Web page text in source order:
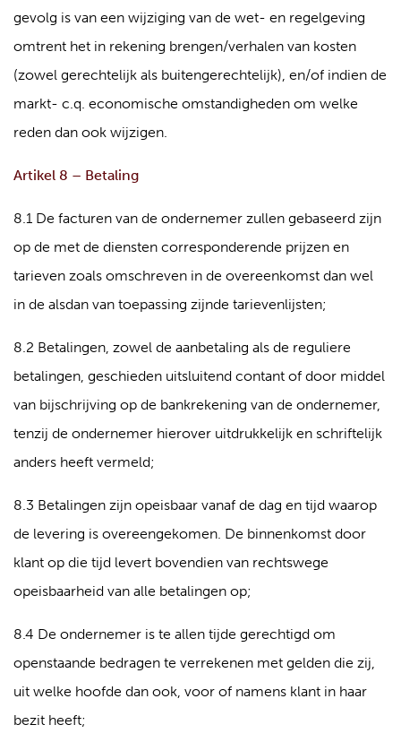
gevolg is van een wijziging van de wet- en regelgeving
omtrent het in rekening brengen/verhalen van kosten
(zowel gerechtelijk als buitengerechtelijk), en/of indien de
markt- c.q. economische omstandigheden om welke
reden dan ook wijzigen.
Artikel 8 – Betaling
8.1 De facturen van de ondernemer zullen gebaseerd zijn
op de met de diensten corresponderende prijzen en
tarieven zoals omschreven in de overeenkomst dan wel
in de alsdan van toepassing zijnde tarievenlijsten;
8.2 Betalingen, zowel de aanbetaling als de reguliere
betalingen, geschieden uitsluitend contant of door middel
van bijschrijving op de bankrekening van de ondernemer,
tenzij de ondernemer hierover uitdrukkelijk en schriftelijk
anders heeft vermeld;
8.3 Betalingen zijn opeisbaar vanaf de dag en tijd waarop
de levering is overeengekomen. De binnenkomst door
klant op die tijd levert bovendien van rechtswege
opeisbaarheid van alle betalingen op;
8.4 De ondernemer is te allen tijde gerechtigd om
openstaande bedragen te verrekenen met gelden die zij,
uit welke hoofde dan ook, voor of namens klant in haar
bezit heeft;